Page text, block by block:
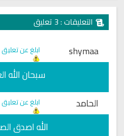
التعليقات : 3 تعليق
shymaa ابلغ عن
سبحان الله
الحامد
ابلغ عن
الله اصدق